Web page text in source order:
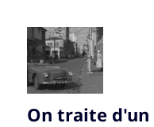
On traite d'un